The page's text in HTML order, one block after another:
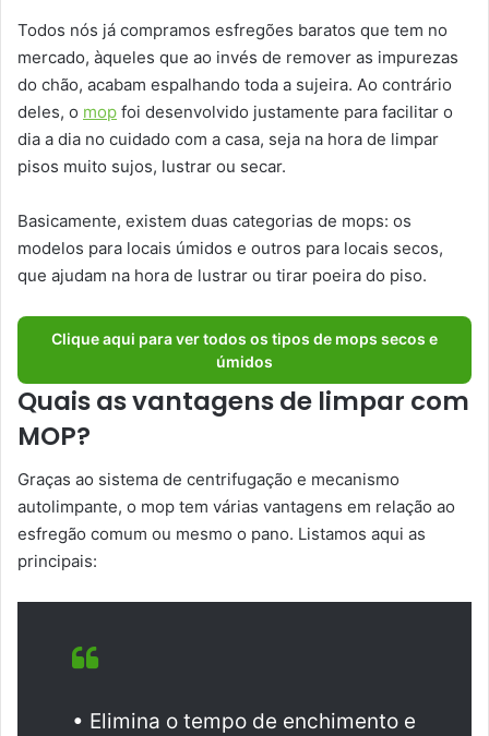
Todos nós já compramos esfregões baratos que tem no
mercado, àqueles que ao invés de remover as impurezas
do chão, acabam espalhando toda a sujeira. Ao contrário
deles, o mop foi desenvolvido justamente para facilitar o
dia a dia no cuidado com a casa, seja na hora de limpar
pisos muito sujos, lustrar ou secar.
Basicamente, existem duas categorias de mops: os
modelos para locais úmidos e outros para locais secos,
que ajudam na hora de lustrar ou tirar poeira do piso.
Clique aqui para ver todos os tipos de mops secos e
úmidos
Quais as vantagens de limpar com
MOP?
Graças ao sistema de centrifugação e mecanismo
autolimpante, o mop tem várias vantagens em relação ao
esfregão comum ou mesmo o pano. Listamos aqui as
principais:
• Elimina o tempo de enchimento e